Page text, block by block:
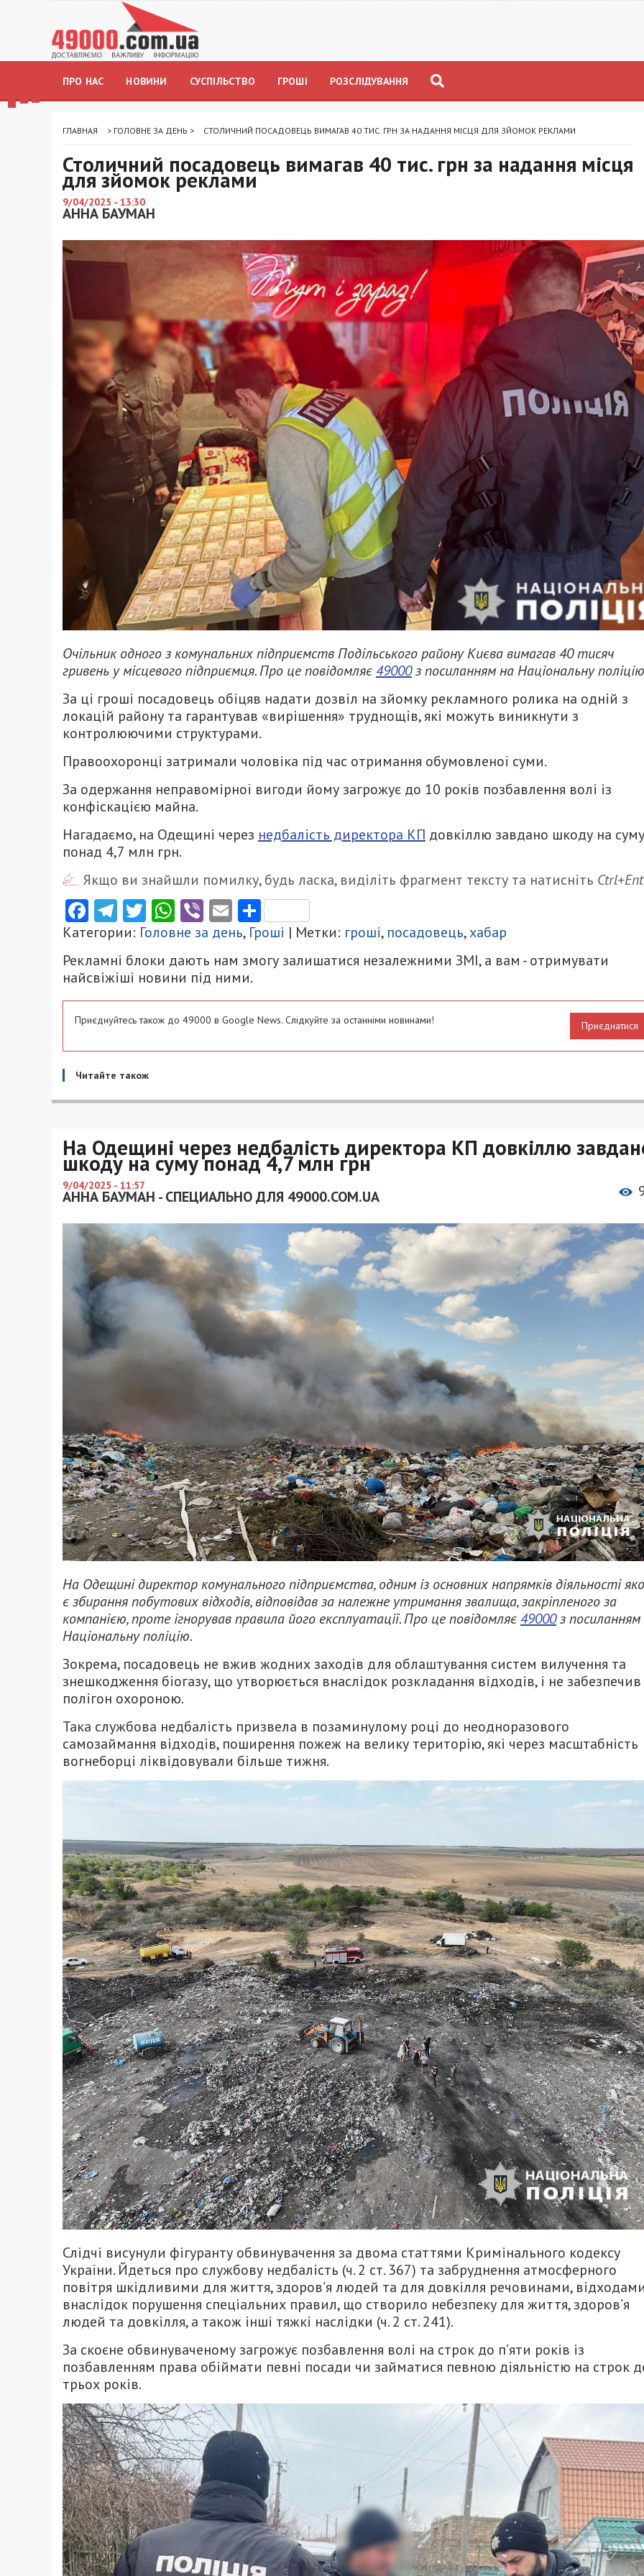
ПРО НАС НОВИНИ СУСПІЛЬСТВО ГРОШІ РОЗСЛІДУВАННЯ
ГЛАВНАЯ > ГОЛОВНЕ ЗА ДЕНЬ > СТОЛИЧНИЙ ПОСАДОВЕЦЬ ВИМАГАВ 40 ТИС. ГРН ЗА НАДАННЯ МІСЦЯ ДЛЯ ЗЙОМОК РЕКЛАМИ
Столичний посадовець вимагав 40 тис. грн за надання місця
для зйомок реклами
9/04/2025 - 13:30
АННА БАУМАН
Очільник одного з комунальних підприємств Подільського району Києва вимагав 40 тисяч
гривень у місцевого підприємця. Про це повідомляє49000з посиланням на Національну
За ці гроші посадовець обіцяв надати дозвіл на зйомку рекламного ролика на одній з
локацій району та гарантував «вирішення» труднощів, які можуть виникнути з
контролюючими структурами.
Правоохоронці затримали чоловіка під час отримання обумовленої суми.
За одержання неправомірної вигоди йому загрожує до 10 років позбавлення волі із
конфіскацією майна.
Нагадаємо, на Одещині через недбалість директора КП довкіллю завдано шкоду на суму
понад 4,7 млн грн.
Якщо ви знайшли помилку, будь ласка, виділіть фрагмент тексту та натисніть
Facebook
Telegram
Twitter
WhatsApp
ViberEmailПоділитися
Категории: Головне за день, Гроші | Метки: гроші, посадовець,хабар
Рекламні блоки дають нам змогу залишатися незалежними ЗМІ, а вам - отримувати
найсвіжіші новини під ними.
Приєднуйтесь також до 49000 в Google News. Слідкуйте за останніми новинами! Приєднатися
Читайте також
На Одещині через недбалість директора КП довкіллю
шкоду на суму понад 4,7 млн грн
9/04/2025 - 11:57
АННА БАУМАН - СПЕЦИАЛЬНО ДЛЯ 49000.COM.UA
На Одещині директор комунального підприємства, одним із основних напрямків діяльності
є збирання побутових відходів, відповідав за належне утримання звалища, закріпленого за
компанією, проте ігнорував правила його експлуатації. Про це повідомляє49000з посиланням
Національну поліцію.
Зокрема, посадовець не вжив жодних заходів для облаштування систем вилучення та
знешкодження біогазу, що утворюється внаслідок розкладання відходів, і не забезпечив
полігон охороною.
Така службова недбалість призвела в позаминулому році до неодноразового
самозаймання відходів, поширення пожеж на велику територію, які через масштабність
вогнеборці ліквідовували більше тижня.
Слідчі висунули фігуранту обвинувачення за двома статтями Кримінального кодексу
України. Йдеться про службову недбалість (ч. 2 ст. 367) та забруднення атмосферного
повітря шкідливими для життя, здоров’я людей та для довкілля речовинами,
внаслідок порушення спеціальних правил, що створило небезпеку для життя, здоров’я
людей та довкілля, а також інші тяжкі наслідки (ч. 2 ст. 241).
За скоєне обвинуваченому загрожує позбавлення волі на строк до п’яти років із
позбавленням права обіймати певні посади чи займатися певною діяльністю на строк
трьох років.